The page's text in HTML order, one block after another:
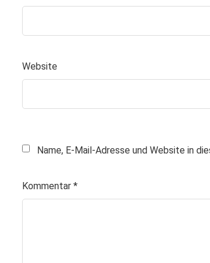
Website
Name, E-Mail-Adresse und Website in
Kommentar *